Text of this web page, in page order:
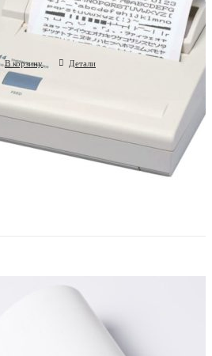
Seiko, Япония
В корзину Детали
Термобумага (лента тепловой